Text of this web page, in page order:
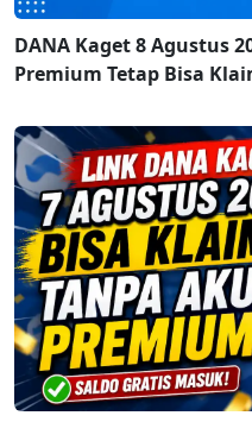
DANA Kaget 8 Agustus
Premium Tetap Bisa